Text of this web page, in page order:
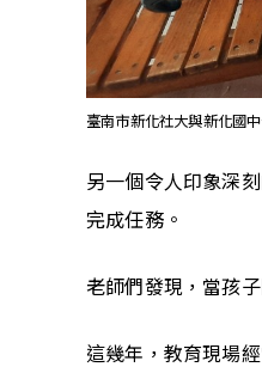
臺南市新化社大與新化國
另一個令人印象深
完成任務。
老師們發現，當孩
這幾年，教育現場